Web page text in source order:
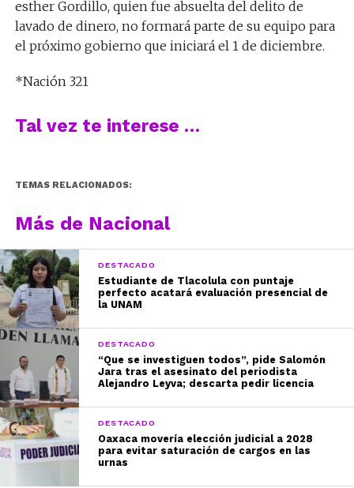
esther Gordillo, quien fue absuelta del delito de
lavado de dinero, no formará parte de su equipo para
el próximo gobierno que iniciará el 1 de diciembre.
*Nación 321
Tal vez te interese …
TEMAS RELACIONADOS:
Más de Nacional
DESTACADO
Estudiante de Tlacolula con puntaje
perfecto acatará evaluación presencial de
la UNAM
DESTACADO
“Que se investiguen todos”, pide Salomón
Jara tras el asesinato del periodista
Alejandro Leyva; descarta pedir licencia
DESTACADO
Oaxaca movería elección judicial a 2028
para evitar saturación de cargos en las
urnas